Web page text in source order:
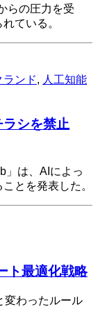
らの圧力を受
ている。
ランド, 人工知能
シを禁止
」は、AIによっ
とを発表した。
ト最適化戦略
変わったルール